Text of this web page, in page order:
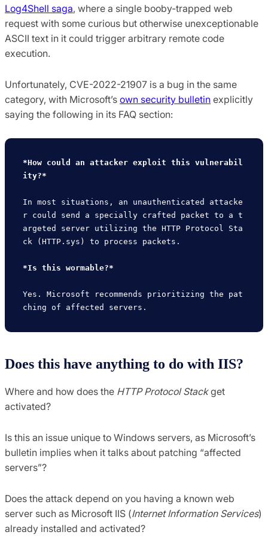
Log4Shell saga, where a single booby-trapped web
request with some curious but otherwise unexceptionable
ASCII text in it could trigger arbitrary remote code
execution.
Unfortunately, CVE-2022-21907 is a bug in the same
category, with Microsoft’s own security bulletin explicitly
saying the following in its FAQ section:
*How could an attacker exploit this vulnerabil
ity?*
In most situations, an unauthenticated attacke
r could send a specially crafted packet to a t
argeted server utilizing the HTTP Protocol Sta
ck (HTTP.sys) to process packets.
*Is this wormable?*
Yes. Microsoft recommends prioritizing the pat
Does this have anything to do with IIS?
Where and how does the HTTP Protocol Stackget
activated?
Is this an issue unique to Windows servers, as Microsoft’s
bulletin implies when it talks about patching “affected
servers”?
Does the attack depend on you having a known web
server such as Microsoft IIS (Internet Information Services)
already installed and activated?